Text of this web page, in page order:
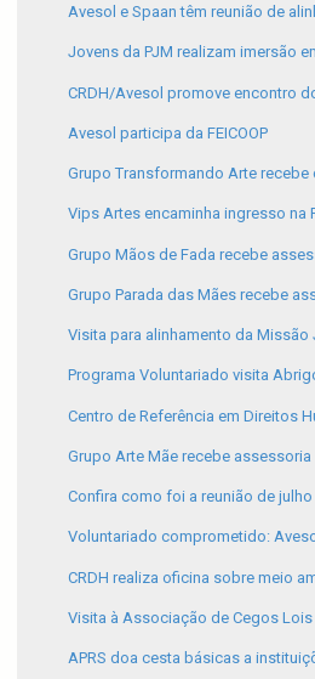
Avesol e Spaan têm reunião de
Jovens da PJM realizam imersão
CRDH/Avesol promove encontro
Avesol participa da FEICOOP
Grupo Transformando Arte recebe
Vips Artes encaminha ingresso na
Grupo Mãos de Fada recebe
Grupo Parada das Mães recebe
Visita para alinhamento da Missão
Programa Voluntariado visita
Centro de Referência em Direitos
Grupo Arte Mãe recebe assessoria
Confira como foi a reunião de julho
Voluntariado comprometido:
CRDH realiza oficina sobre meio
Visita à Associação de Cegos Lois
APRS doa cesta básicas a